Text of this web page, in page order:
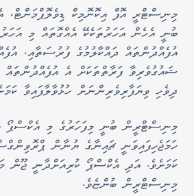
މިނިސްޓްރީ އޮފް އިކޮނޮމިކް
ބުނީ އެހެން އަހަރުތަކެކޭ އެއްގޮތައް މި
އުފެއްދުންތައް ދައްކާލުމުގެ ފުރުސަތާއި،
ޝައުގުވެރިވާ ފަރާތްތަކަށް އެ
ދިވެހި ވިޔަފާރިވެރިންނަށް ހުޅުވާލާފައިވާ
މިނިސްޓްރީން ބުނީ މިފަހަރުގެ މި އެކްސްޕޯ
ހަމަޖެހިފައިވަނީ ޗައިނާގެ ޔުނާން
މިނިސްޓްރީން ބުންޏެވެ.